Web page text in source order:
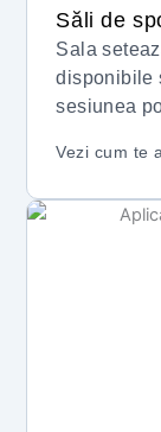
Săli de
Sala
disponibile
sesiunea
Vezi cum te